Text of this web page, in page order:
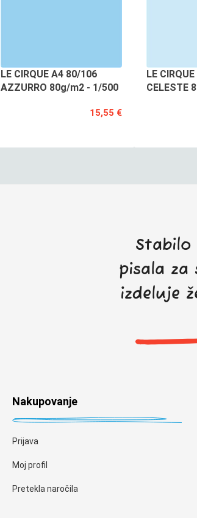
LE CIRQUE A4 80/106
AZZURRO 80g/m2 - 1/500
15,55 €
LE
CELESTE
pisala za
izdeluje
Nakupovanje
Prijava
Moj profil
Pretekla naročila